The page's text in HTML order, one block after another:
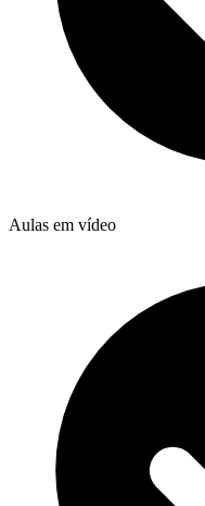
Aulas em vídeo